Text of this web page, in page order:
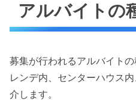
アルバイトの
募集が行われるアルバイト
レンデ内、センターハウス
介します。